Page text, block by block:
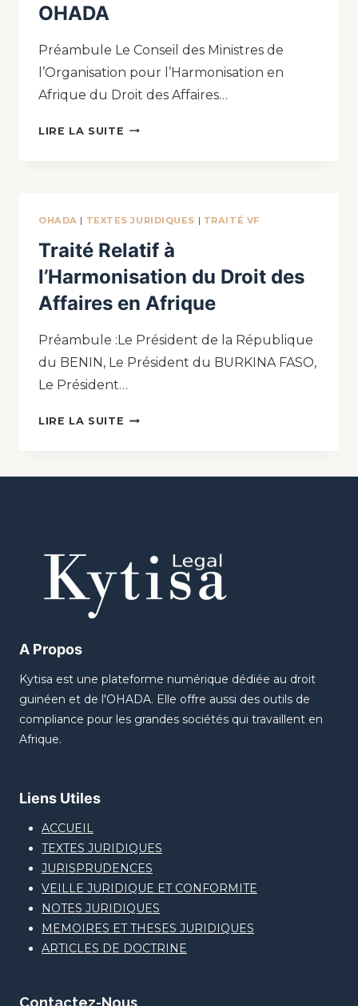
OHADA
Préambule Le Conseil des Ministres de
l’Organisation pour l’Harmonisation en
Afrique du Droit des Affaires…
LIRE LA SUITE
OHADA | TEXTES JURIDIQUES | TRAITÉ VF
Traité Relatif à
l’Harmonisation du Droit des
Affaires en Afrique
Préambule :Le Président de la République
du BENIN, Le Président du BURKINA FASO,
Le Président…
LIRE LA SUITE
A Propos
Kytisa est une plateforme numérique dédiée au droit
guinéen et de l'OHADA. Elle offre aussi des outils de
compliance pour les grandes sociétés qui travaillent en
Afrique.
Liens Utiles
ACCUEIL
TEXTES JURIDIQUES
JURISPRUDENCES
VEILLE JURIDIQUE ET CONFORMITE
NOTES JURIDIQUES
MEMOIRES ET THESES JURIDIQUES
ARTICLES DE DOCTRINE
Contactez-Nous